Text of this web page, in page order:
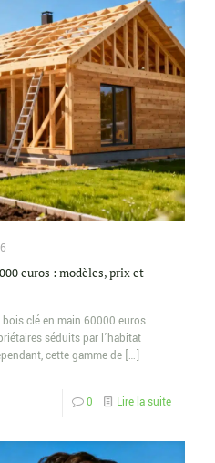
euros : modèles, prix et
bois clé en main 60000 euros
séduits par l’habitat
cette gamme de […]
0 Lire la suite